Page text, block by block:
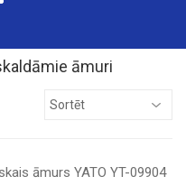
āmuri
āmurs YATO YT-09904